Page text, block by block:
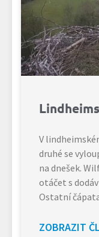
V
druhé se
na dnešek.
otáčet s
Ostatní
ZOBRAZIT